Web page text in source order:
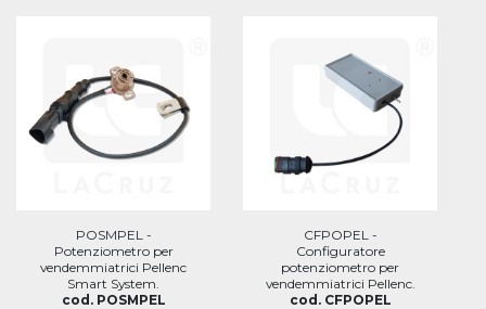
POSMPEL -
Potenziometro per
vendemmiatrici Pellenc
Smart System.
cod. POSMPEL
CFPOPEL -
Configuratore
potenziometro per
vendemmiatrici Pellenc.
cod. CFPOPEL